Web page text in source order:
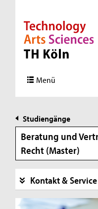
Direkt zur
Direkt zur Subnavigation
Direkt zum Inhalt
Direkt zum Fußbereich
Menü
Studiengänge
Beratung und
Recht (Master)
Kontakt & Service